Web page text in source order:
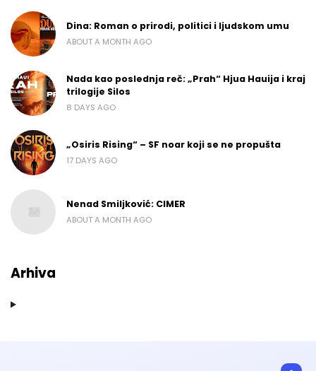
Dina: Roman o prirodi, politici i ljudskom umu
ABOUT A MONTH AGO
Nada kao poslednja reč: „Prah“ Hjua Hauija i kraj
trilogije Silos
8 DAYS AGO
„Osiris Rising“ – SF noar koji se ne propušta
17 DAYS AGO
Nenad Smiljković: CIMER
ABOUT A MONTH AGO
Arhiva